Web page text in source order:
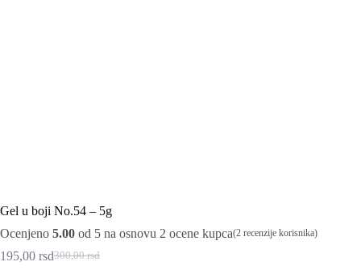
Gel u boji No.54 – 5g
Ocenjeno 5.00 od 5 na osnovu 2 ocene kupca(2 recenzije korisnika)
300,00rsd
Originalna
195,00 rsdTrenutna